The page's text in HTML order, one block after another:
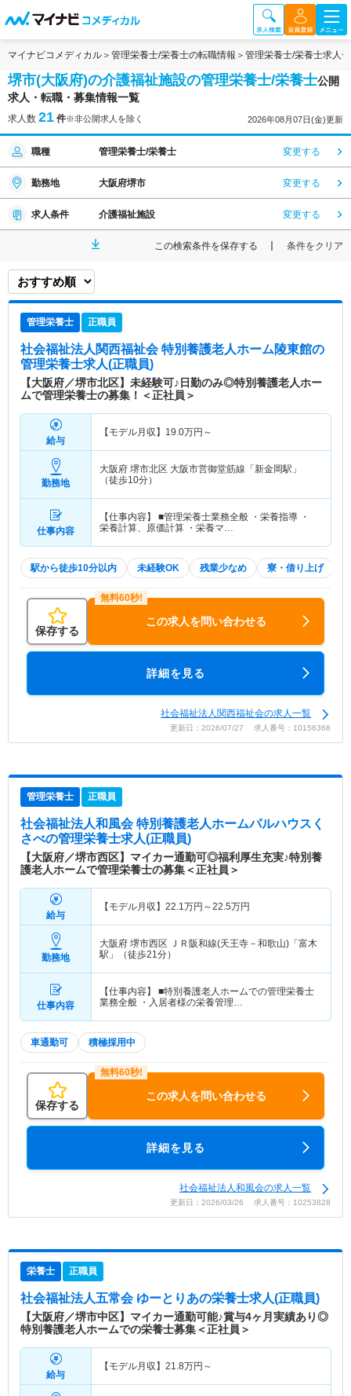
マイナビコメディカル 管理栄養士/栄養士の転職情報 管理栄養士/栄養士求人
堺市(大阪府)の介護福祉施設の管理栄養士/栄養士公開
求人・転職・募集情報一覧
求人数 21 件※非公開求人を除く 2026年08月07日(金)更新
職種 管理栄養士/栄養士 変更する
勤務地 大阪府堺市 変更する
求人条件 介護福祉施設 変更する
この検索条件を保存する 条件をクリア
管理栄養士 正職員
社会福祉法人関西福祉会 特別養護老人ホーム陵東館の
管理栄養士求人(正職員)
【大阪府／堺市北区】未経験可♪日勤のみ◎特別養護老人ホー
ムで管理栄養士の募集！＜正社員＞
給与
【モデル月収】 19.0万円～
勤務地
大阪府 堺市北区 大阪市営御堂筋線「新金岡駅」
（徒歩10分）
仕事内容
【仕事内容】 ■管理栄養士業務全般 ・栄養指導 ・
栄養計算、原価計算 ・栄養マ…
駅から徒歩10分以内 未経験OK 残業少なめ 寮・借り上げ
保存する
この求人を問い合わせる
詳細を見る
社会福祉法人関西福祉会の求人一覧
更新日：2026/07/27 求人番号：10156368
管理栄養士 正職員
社会福祉法人和風会 特別養護老人ホームパルハウスく
さべの管理栄養士求人(正職員)
【大阪府／堺市西区】マイカー通勤可◎福利厚生充実♪特別養
護老人ホームで管理栄養士の募集＜正社員＞
給与
【モデル月収】 22.1万円～22.5万円
勤務地
大阪府 堺市西区 ＪＲ阪和線(天王寺－和歌山)「富木
駅」（徒歩21分）
仕事内容
【仕事内容】 ■特別養護老人ホームでの管理栄養士
業務全般 ・入居者様の栄養管理…
車通勤可 積極採用中
保存する
この求人を問い合わせる
詳細を見る
社会福祉法人和風会の求人一覧
更新日：2026/03/26 求人番号：10253828
栄養士 正職員
社会福祉法人五常会 ゆーとりあの栄養士求人(正職員)
【大阪府／堺市中区】マイカー通勤可能♪賞与4ヶ月実績あり◎
特別養護老人ホームでの栄養士募集＜正社員＞
給与
【モデル月収】 21.8万円～